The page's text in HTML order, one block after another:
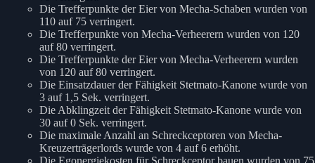
Die Trefferpunkte der Eier von Mecha-Schaben wurden von
110 auf 75 verringert.
Die Trefferpunkte von Mecha-Verheerern wurden von 120
auf 80 verringert.
Die Trefferpunkte der Eier von Mecha-Verheerern wurden
von 120 auf 80 verringert.
Die Einsatzdauer der Fähigkeit Stetmato-Kanone wurde von
3 auf 1,5 Sek. verringert.
Die Abklingzeit der Fähigkeit Stetmato-Kanone wurde von
30 auf 0 Sek. verringert.
Die maximale Anzahl an Schreckceptoren von Mecha-
Kreuzerträgerlords wurde von 4 auf 6 erhöht.